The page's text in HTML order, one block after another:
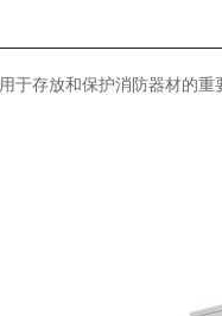
于存放和保护消防器材的